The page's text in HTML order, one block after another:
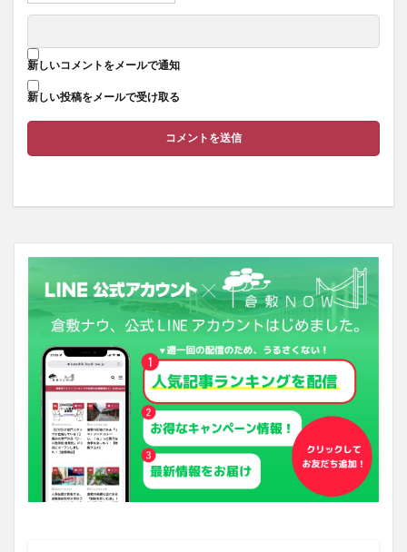
新しいコメントをメールで通知
新しい投稿をメールで受け取る